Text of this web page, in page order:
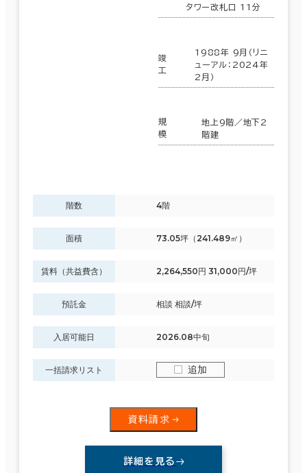
タワー改札口 11分
竣
工
1988年 9月（リニ
ューアル：2024年
2月）
規
模
地上9階／地下2
階建
階数 4階
面積 73.05坪（241.489㎡）
賃料（共益費含） 2,264,550円 31,000円/坪
預託金 相談 相談/坪
入居可能日 2026.08中旬
一括請求リスト 追加
資料請求
詳細を見る
面積選択
坪数 人数
～
複数フロアを含む
賃料選択（共益費含）
～
賃料非公開物件を含む